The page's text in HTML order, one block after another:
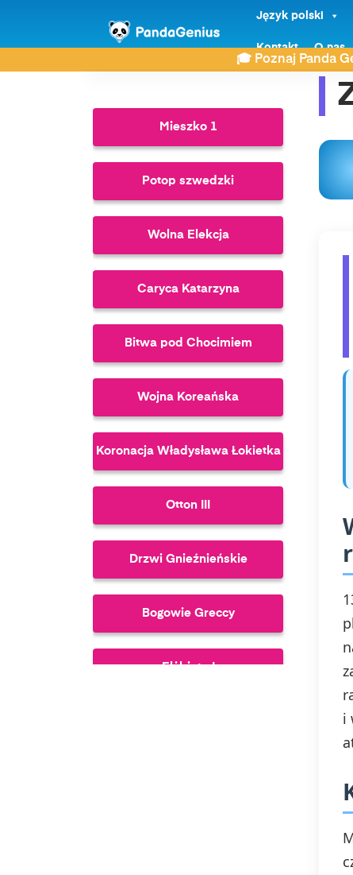
Język polski
Kontakt O nas
🎓 Poznaj Panda
ZDAY Historia Zamach na Papieża
Mieszko 1
Potop szwedzki
Wolna Elekcja
Caryca Katarzyna
Bitwa pod Chocimiem
Wojna Koreańska
Koronacja Władysława Łokietka
Otton III
Drzwi Gnieźnieńskie
Bogowie Greccy
Elżbieta I
i